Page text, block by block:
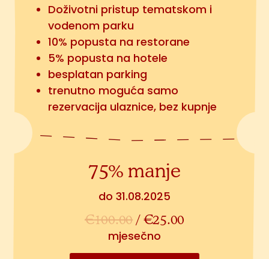
Doživotni pristup tematskom i
vodenom parku
10% popusta na restorane
5% popusta na hotele
besplatan parking
trenutno moguća samo
rezervacija ulaznice, bez kupnje
75% manje
do 31.08.2025
€100.00/€25.00
mjesečno